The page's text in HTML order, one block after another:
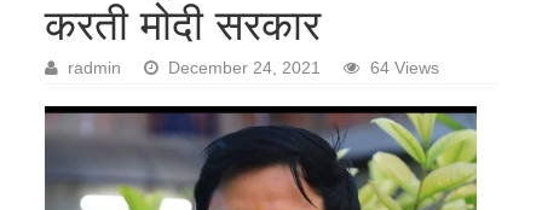
करती मोदी सरकार
radmin December 24, 2021 64 Views